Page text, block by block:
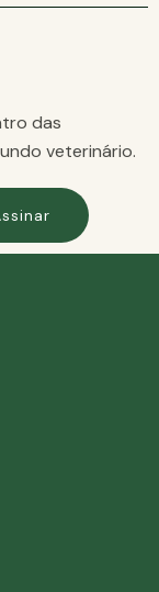
das
veterinário.